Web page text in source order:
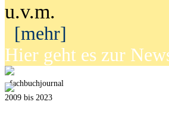
u.v.m.
[mehr]
Hier geht es zur
fachbuchjournal
2009 bis 2023